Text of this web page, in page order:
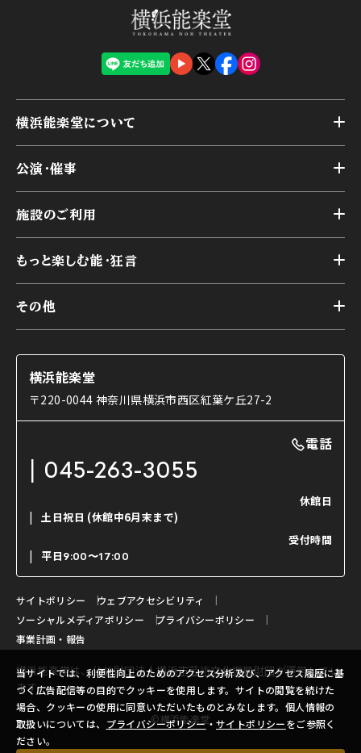
当サイトでは、利便性向上のためのアクセス分析及び、アクセス履歴に基
づく広告配信等の目的でクッキーを使用します。サイトの閲覧を続けた
場合、クッキーの使用に同意いただいたものとみなします。個人情報の
取扱いについては、 プライバシーポリシー・サイトポリシーをご参照く
ださい。
横浜能楽堂について
横浜能楽堂が取り組んだ事業
能舞台の歴史と特徴
様々なお客様に向けて
本舞台座席
交通アクセス
公演・催事
アーカイブ
施設のご利用
第二舞台
研修室
楽屋
ご利用の流れ
利用料金表
もっと楽しむ能・狂言
能舞台と演じ手
使用する道具
能・狂言の曲目説明
日本の古典芸能
その他
コラム
OTABISHO
チケット購入方法
ご寄附について
よくいただくご質問
お問い合わせ
横浜能楽堂
〒220-0044 神奈川県横浜市西区紅葉ケ丘27-2
電話
045-263-3055
休館日
土日祝日 (休館中6月末まで)
受付時間
平日9:00〜17:00
サイトポリシー
ウェブアクセシビリティ
ソーシャルメディアポリシー
プライバシーポリシー
事業計画・報告
横浜能楽堂は、公益財団法人横浜市芸術文化振興財団が運営してい
ます。
©横浜能楽堂